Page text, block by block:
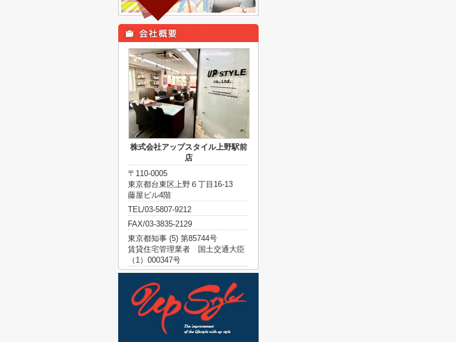
株式会社アップスタイル上野駅前
店
〒110-0005
東京都台東区上野６丁目16-13
藤屋ビル4階
TEL/03-5807-9212
FAX/03-3835-2129
東京都知事 (5) 第85744号
賃貸住宅管理業者 国土交通大臣
（1）000347号